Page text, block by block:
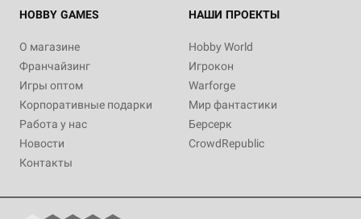
HOBBY GAMES
О магазине
Франчайзинг
Игры оптом
Корпоративные подарки
Работа у нас
Новости
Контакты
НАШИ ПРОЕКТЫ
Hobby World
Игрокон
Warforge
Мир фантастики
Берсерк
CrowdRepublic